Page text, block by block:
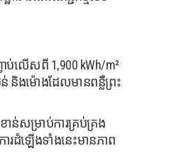
ប់លើសពី 1,900 kWh/m²
និងម៉ោងដែលមានពន្លឺព្រះ
ាន់សម្រាប់ការគ្រប់គ្រង
ារដំឡើងទាំងនេះមានភាព